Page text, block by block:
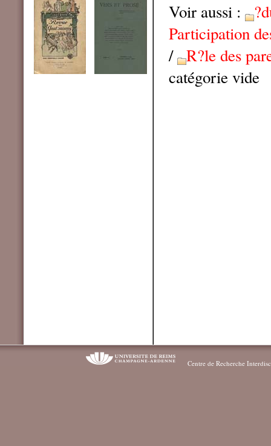
Voir aussi :
Participation
/ R?le des
catégorie vide
Centre de Recherche